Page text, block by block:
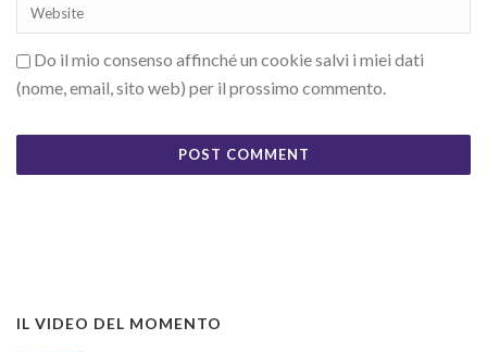
Do il mio consenso affinché un cookie salvi i miei dati
(nome, email, sito web) per il prossimo commento.
IL VIDEO DEL MOMENTO